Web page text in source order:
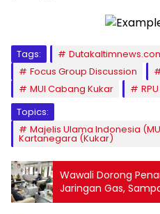
Tags:
Focus Group Discussion
MUI Cabang Kukar
RPU
Topics:
Majelis Ulama Indonesia
Kartanegara (Kukar)
Wawali Dorong
Jaringan Gas,
Strategis ke Staf